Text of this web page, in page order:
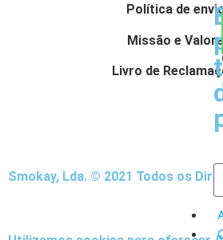
Política de
Missão e Valores
Livro de
Smokay, Lda. © 2021 Todos os